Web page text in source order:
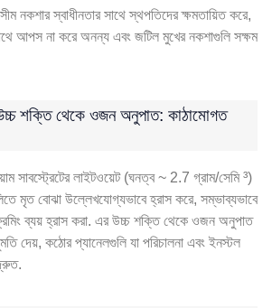
নকশার স্বাধীনতার সাথে স্থপতিদের ক্ষমতায়িত করে,
আপস না করে অনন্য এবং জটিল মুখের নকশাগুলি সক্ষম
শক্তি থেকে ওজন অনুপাত: কাঠামোগত
সাবস্ট্রেটের লাইটওয়েট (ঘনত্ব ~ 2.7 গ্রাম/সেমি ³)
মৃত বোঝা উল্লেখযোগ্যভাবে হ্রাস করে, সম্ভাব্যভাবে
ব্যয় হ্রাস করা. এর উচ্চ শক্তি থেকে ওজন অনুপাত
দেয়, কঠোর প্যানেলগুলি যা পরিচালনা এবং ইনস্টল